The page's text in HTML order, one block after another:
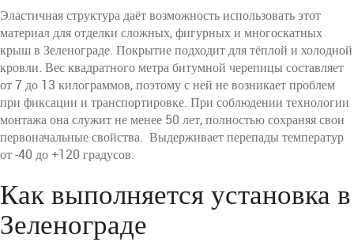
Эластичная структура даёт возможность использовать этот
материал для отделки сложных, фигурных и многоскатных
крыш в Зеленограде. Покрытие подходит для тёплой и холодной
кровли. Вес квадратного метра битумной черепицы составляет
от 7 до 13 килограммов, поэтому с ней не возникает проблем
при фиксации и транспортировке. При соблюдении технологии
монтажа она служит не менее 50 лет, полностью сохраняя свои
первоначальные свойства. Выдерживает перепады температур
от -40 до +120 градусов.
Как выполняется установка в
Зеленограде